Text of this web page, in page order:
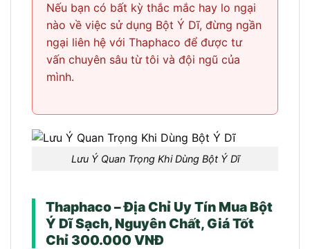
Nếu bạn có bất kỳ thắc mắc hay lo ngại
nào về việc sử dụng Bột Ý Dĩ, đừng ngần
ngại liên hệ với Thaphaco để được tư
vấn chuyên sâu từ tôi và đội ngũ của
mình.
Lưu Ý Quan Trọng Khi Dùng Bột Ý Dĩ
Thaphaco – Địa Chỉ Uy Tín Mua Bột
Ý Dĩ Sạch, Nguyên Chất, Giá Tốt
Chỉ 300.000 VNĐ